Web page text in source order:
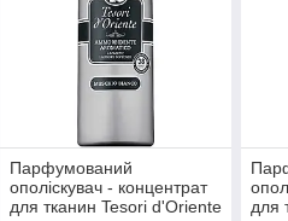
Парфумований
ополіскувач - концентрат
для тканин Tesori d'Oriente
для